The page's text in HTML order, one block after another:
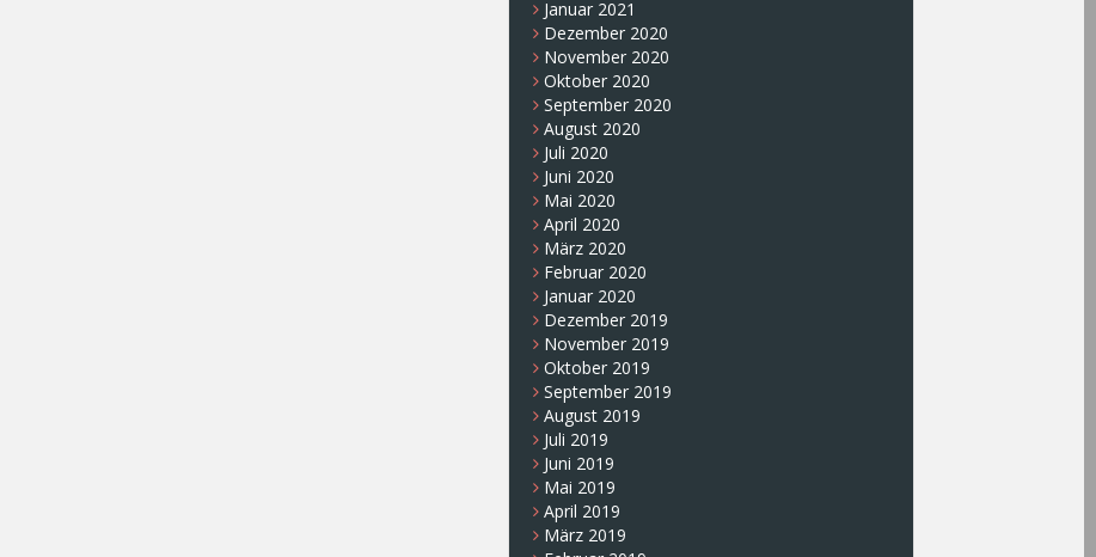
Januar 2021
Dezember 2020
November 2020
Oktober 2020
September 2020
August 2020
Juli 2020
Juni 2020
Mai 2020
April 2020
März 2020
Februar 2020
Januar 2020
Dezember 2019
November 2019
Oktober 2019
September 2019
August 2019
Juli 2019
Juni 2019
Mai 2019
April 2019
März 2019